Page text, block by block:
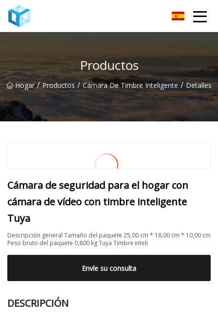
Productos
Hogar / Productos / Cámara De Timbre Inteligente / Detalles
Cámara de seguridad para el hogar con
cámara de vídeo con timbre inteligente
Tuya
Descripción general Tamaño del paquete 25,00 cm * 18,00 cm * 10,00 cm
Peso bruto del paquete 0,800 kg Tuya Timbre inteli
Envíe su consulta
DESCRIPCIÓN